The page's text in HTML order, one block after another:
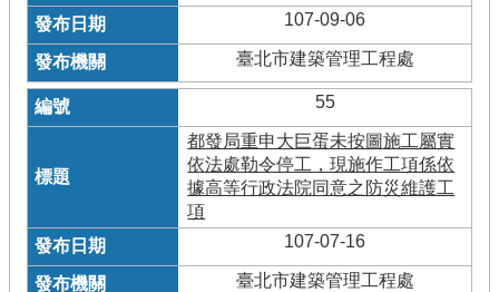
107-09-06
臺北市建築管理工程處
55
都發局重申大巨蛋未按圖施工屬實
依法處勒令停工，現施作工項係依
據高等行政法院同意之防災維護工
項
107-07-16
臺北市建築管理工程處